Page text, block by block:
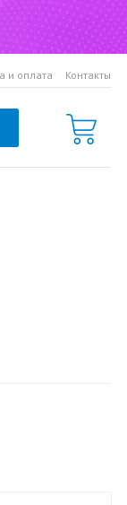
и оплата Контакты